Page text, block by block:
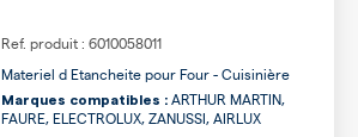
Ref. produit : 6010058011
Materiel d Etancheite pour Four - Cuisinière
Marques compatibles : ARTHUR MARTIN,
FAURE, ELECTROLUX, ZANUSSI, AIRLUX